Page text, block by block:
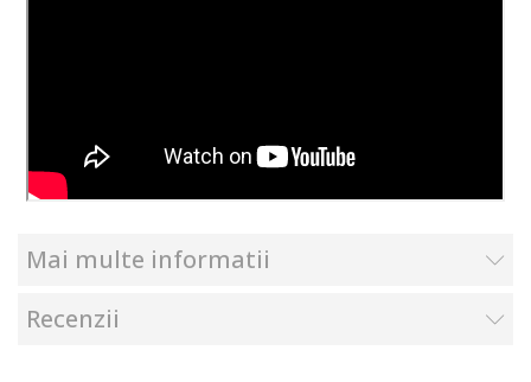
Mai multe informatii
Recenzii